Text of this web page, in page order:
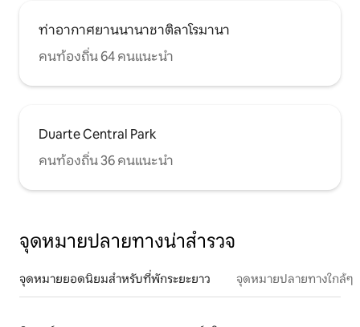
ท่าอากาศยานนานาชาติลาโรมานา
คนท้องถิ่น 64 คนแนะนำ
Duarte Central Park
คนท้องถิ่น 36 คนแนะนำ
จุดหมายปลายทางน่าสำรวจ
จุดหมายยอดนิยมสำหรับที่พักระยะยาว จุดหมายปลายทางใกล้ๆ